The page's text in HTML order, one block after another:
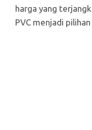
harga yang
PVC menjadi